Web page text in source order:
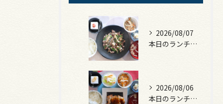
2026/08/07
本日のランチは、黒毛和牛のチャプチェ！
2026/08/06
本日のランチは、照焼きチキン！